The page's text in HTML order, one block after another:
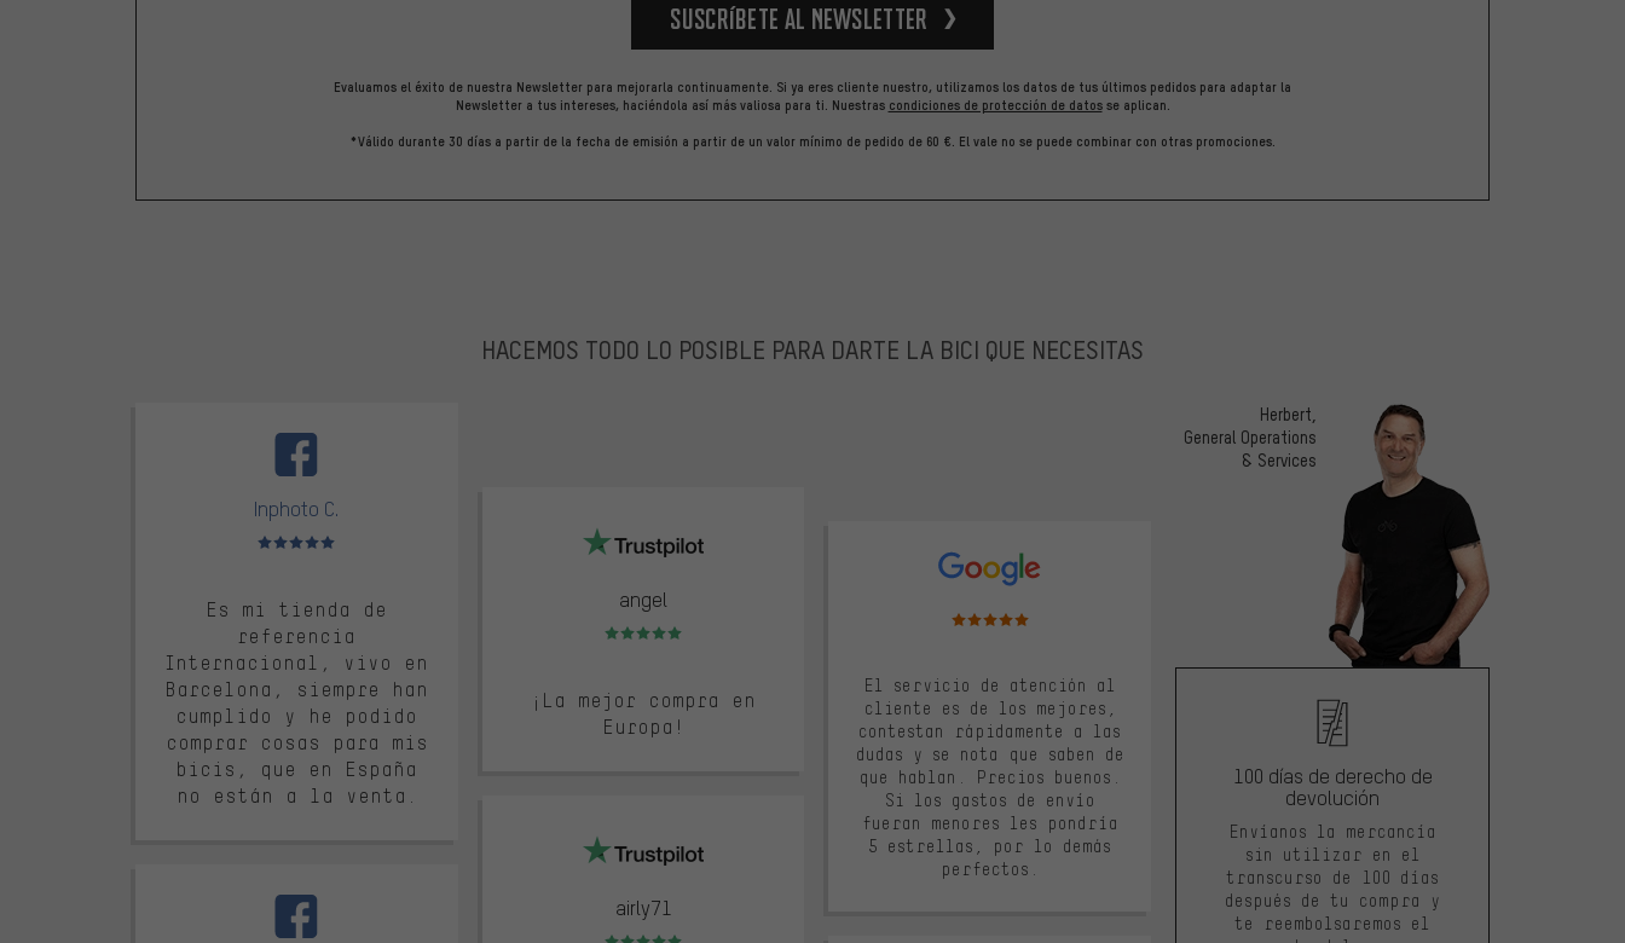
Suscríbete al newsletter
Evaluamos el éxito de nuestra Newsletter para mejorarla continuamente. Si ya eres cliente nuestro, utilizamos los datos de tus últimos pedidos para adaptar la
Newsletter a tus intereses, haciéndola así más valiosa para ti. Nuestras condiciones de protección de datosse aplican.
*Válido durante 30 días a partir de la fecha de emisión a partir de un valor mínimo de pedido de 60 €. El vale no se puede combinar con otras promociones.
HACEMOS TODO LO POSIBLE PARA DARTE LA BICI QUE NECESITAS
Inphoto C.
Valoración media: 5 de 5
Es mi tienda de
referencia
Internacional, vivo en
Barcelona, siempre han
cumplido y he podido
comprar cosas para mis
bicis, que en España
no están a la venta.
angel
Valoración media: 5 de 5
¡La mejor compra en
Europa!
airly71
Valoración media: 5 de 5
Valoración media: 5 de 5
El servicio de atención al
cliente es de los mejores,
contestan rápidamente a las
dudas y se nota que saben de
que hablan. Precios buenos.
Si los gastos de envío
fueran menores les pondría
5 estrellas, por lo demás
perfectos.
Herbert,
General Operations
& Services
100 días de derecho de
devolución
Envíanos la mercancía
sin utilizar en el
transcurso de 100 días
después de tu compra y
te reembolsaremos el